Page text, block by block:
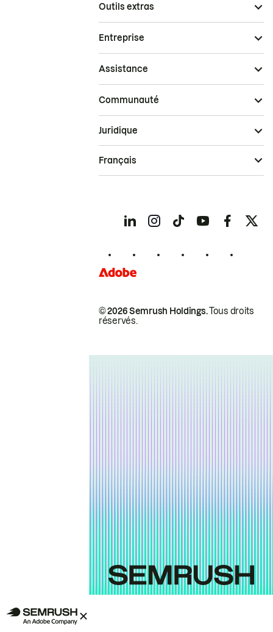
Outils extras
Entreprise
Assistance
Communauté
© 2026 Semrush Holdings.Tous droits
réservés.
Juridique
Français